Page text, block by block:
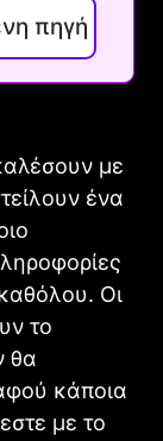
πηγή
με
ένα
Οι
το
θα
κάποια
με το